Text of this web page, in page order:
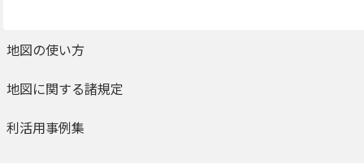
地図の使い方
地図に関する諸規定
利活用事例集